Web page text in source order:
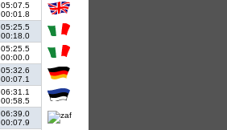
05:07.5
00:01.8
05:25.5
00:18.0
05:25.5
00:00.0
05:32.6
00:07.1
06:31.1
00:58.5
06:39.0
00:07.9